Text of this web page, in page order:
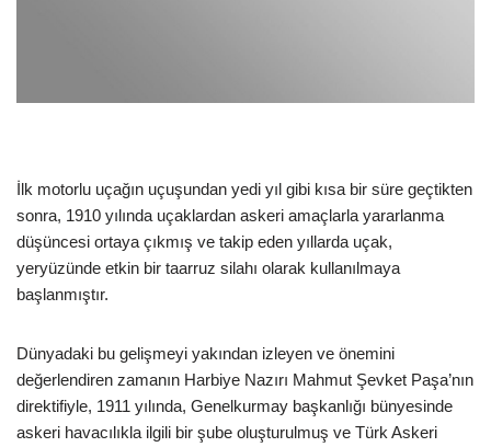
İlk motorlu uçağın uçuşundan yedi yıl gibi kısa bir süre geçtikten
sonra, 1910 yılında uçaklardan askeri amaçlarla yararlanma
düşüncesi ortaya çıkmış ve takip eden yıllarda uçak,
yeryüzünde etkin bir taarruz silahı olarak kullanılmaya
başlanmıştır.
Dünyadaki bu gelişmeyi yakından izleyen ve önemini
değerlendiren zamanın Harbiye Nazırı Mahmut Şevket Paşa’nın
direktifiyle, 1911 yılında, Genelkurmay başkanlığı bünyesinde
askeri havacılıkla ilgili bir şube oluşturulmuş ve Türk Askeri